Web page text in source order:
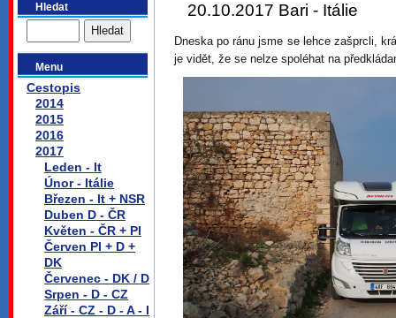
Hledat
Menu
Cestopis
2014
2015
2016
2017
Leden - It
Únor - Itálie
Březen - It + NSR
Duben D - ČR
Květen - ČR + Pl
Červen Pl + D +
DK
Červenec - DK / D
Srpen - D - CZ
Září - CZ - D - A - I
20.10.2017 Bari - Itálie
Dneska po ránu jsme se lehce zašprcli,
je vidět, že se nelze spoléhat na